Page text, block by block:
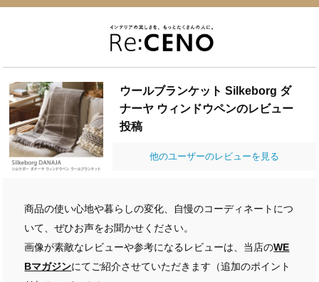
ウールブランケット Silkeborg ダ
ナーヤ ウィンドウペンのレビュー
投稿
他のユーザーのレビューを見る
商品の使い心地や暮らしの変化、自慢のコーディネートにつ
いて、ぜひお声をお聞かせください。
画像が素敵なレビューや参考になるレビューは、当店のWE
Bマガジンにてご紹介させていただきます（追加のポイント